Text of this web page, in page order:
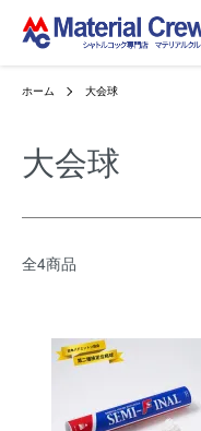
ホーム 大会球
大会球
全4商品